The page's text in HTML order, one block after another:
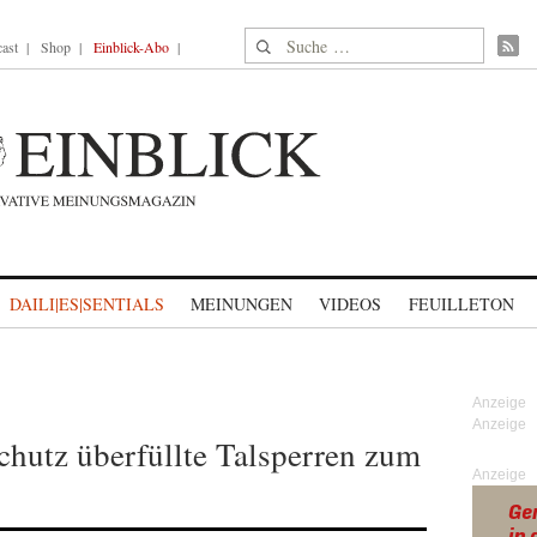
Shop Einblick-Abo Suche nach:
DAILI|ES|SENTIALS MEINUNGEN VIDEOS FEUILLETON
überfüllte Talsperren zum Anzeige